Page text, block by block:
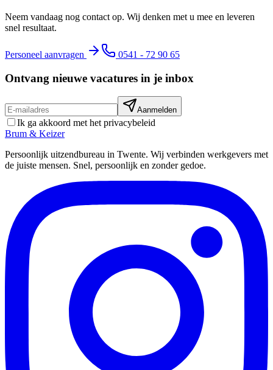
Neem vandaag nog contact op. Wij denken met u mee en leveren
snel resultaat.
Personeel aanvragen 0541 - 72 90 65
Ontvang nieuwe vacatures in je inbox
Aanmelden
Ik ga akkoord met het privacybeleid
Brum & Keizer
Persoonlijk uitzendbureau in Twente. Wij verbinden werkgevers met
de juiste mensen. Snel, persoonlijk en zonder gedoe.